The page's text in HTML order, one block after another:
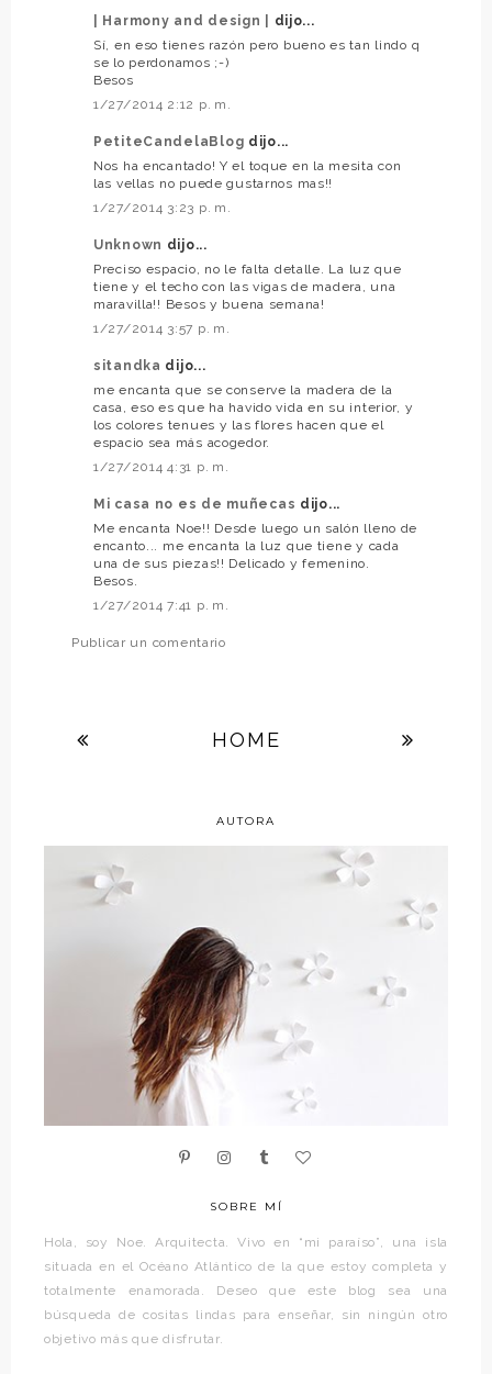
| Harmony and design |
dijo...
Sí, en eso tienes razón pero bueno es tan lindo q
se lo perdonamos ;-)
Besos
1/27/2014 2:12 p. m.
PetiteCandelaBlog dijo...
Nos ha encantado! Y el toque en la mesita con
las vellas no puede gustarnos mas!!
1/27/2014 3:23 p. m.
Unknown dijo...
Preciso espacio, no le falta detalle. La luz que
tiene y el techo con las vigas de madera, una
maravilla!! Besos y buena semana!
1/27/2014 3:57 p. m.
sitandka dijo...
me encanta que se conserve la madera de la
casa, eso es que ha havido vida en su interior, y
los colores tenues y las flores hacen que el
espacio sea más acogedor.
1/27/2014 4:31 p. m.
Mi casa no es de muñecas dijo...
Me encanta Noe!! Desde luego un salón lleno de
encanto... me encanta la luz que tiene y cada
una de sus piezas!! Delicado y femenino.
Besos.
1/27/2014 7:41 p. m.
Publicar un comentario
HOME
AUTORA
SOBRE MÍ
Hola, soy Noe. Arquitecta. Vivo en “mi paraíso”, una isla
situada en el Océano Atlántico de la que estoy completa y
totalmente enamorada. Deseo que este blog sea una
búsqueda de cositas lindas para enseñar, sin ningún otro
objetivo más que disfrutar.